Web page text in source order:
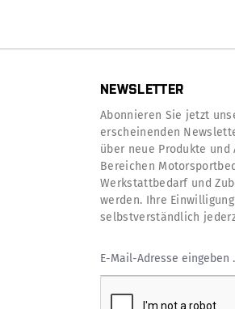
NEWSLETTER
Abonnieren Sie jetzt
erscheinenden
über neue Produkte und
Bereichen
Werkstattbedarf und
werden. Ihre
selbstverständlich